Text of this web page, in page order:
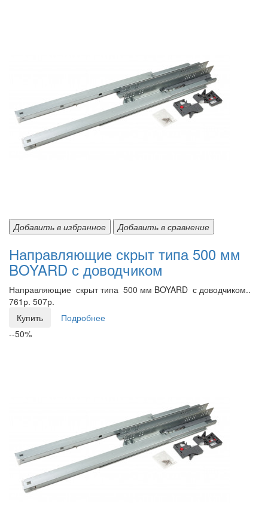
Добавить в избранное Добавить в сравнение
Направляющие скрыт типа 500 мм
BOYARD с доводчиком
Направляющие скрыт типа 500 мм BOYARD с доводчиком..
761р. 507р.
Купить
Подробнее
--50%